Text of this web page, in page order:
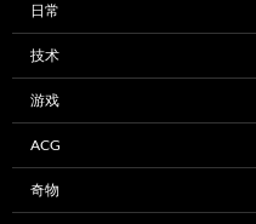
日常
技术
游戏
ACG
奇物